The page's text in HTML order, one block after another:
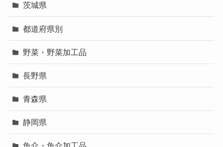
茨城県
都道府県別
野菜・野菜加工品
長野県
青森県
静岡県